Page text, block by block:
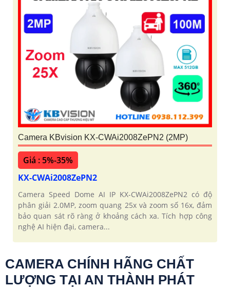
Camera KBvision KX-CWAi2008ZePN2 (2MP)
Giá : 5%-35%
KX-CWAi2008ZePN2
Camera Speed Dome AI IP KX-CWAi2008ZePN2 có độ
phân giải 2.0MP, zoom quang 25x và zoom số 16x, đảm
bảo quan sát rõ ràng ở khoảng cách xa. Tích hợp công
nghệ AI hiện đại, camera...
CAMERA CHÍNH HÃNG CHẤT
LƯỢNG TẠI AN THÀNH PHÁT